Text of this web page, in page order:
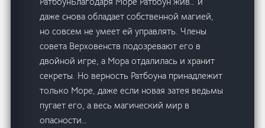
даже снова обладает собственной магией,
но совсем не умеет ей управлять. Члены
совета Верховенств подозревают его в
двойной игре, а Мора отдалилась и хранит
секреты. Но верность Ратбоуна принадлежит
только Море, даже если новая затея ведьмы
пугает его, а весь магический мир в
опасности…